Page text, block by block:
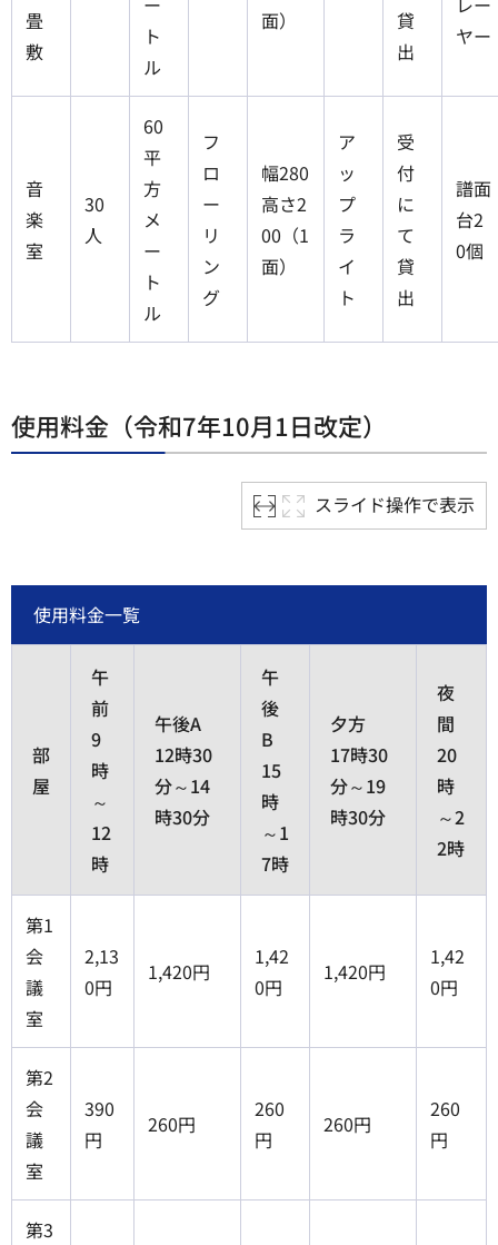
畳
敷
ト
ル
面）
貸
出
ヤー
音
楽
室
30
人
60
平
方
メ
ー
ト
ル
フ
ロ
ー
リ
ン
グ
幅280
高さ2
00（1
面）
ア
ッ
プ
ラ
イ
ト
受
付
に
て
貸
出
譜面
台2
0個
使用料金（令和7年10月1日改定）
スライド操作で表示
使用料金一覧
部
屋
午
前
9
時
～
12
時
午後A
12時30
分～14
時30分
午
後
B
15
時
～1
7時
夕方
17時30
分～19
時30分
夜
間
20
時
～2
2時
第1
会
議
室
2,13
0円
1,420円
1,42
0円
1,420円
1,42
0円
第2
会
議
室
390
円
260円
260
円
260円
260
円
第3